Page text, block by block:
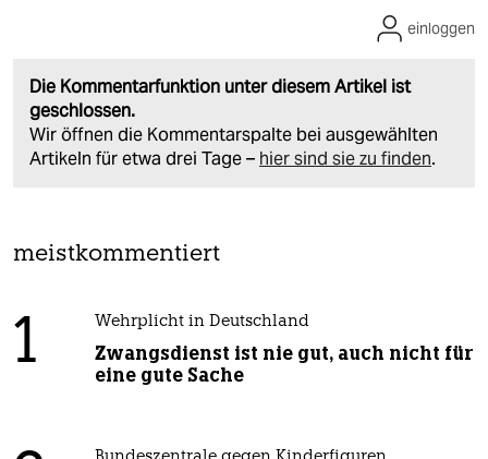
Die Kommentarfunktion unter diesem Artikel ist
geschlossen.
Wir öffnen die Kommentarspalte bei ausgewählten
Artikeln für etwa drei Tage – hier sind sie zu finden.
einloggen
meistkommentiert
1 Wehrplicht in Deutschland
Zwangsdienst ist nie gut, auch nicht für
eine gute Sache